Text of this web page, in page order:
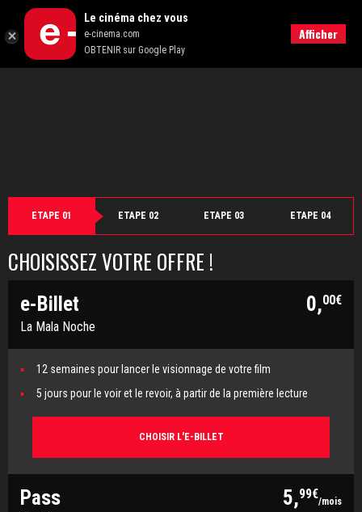
ETAPE 01 ETAPE 02 ETAPE 03 ETAPE 04
CHOISISSEZ VOTRE OFFRE !
0,00€
e-Billet
La Mala Noche
12 semaines pour lancer le visionnage de votre film
5 jours pour le voir et le revoir, à partir de la première lecture
CHOISIR L'E-BILLET
5,99€/mois
Pass
Retour Le cinéma chez vous
e-cinema.com
OBTENIR sur Google Play
Afficher